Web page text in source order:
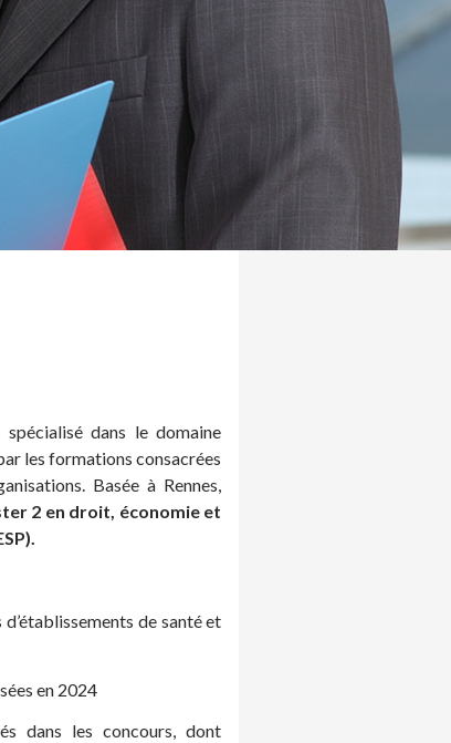
dans le domaine
les formations consacrées
Basée à Rennes,
2 en droit, économie et
de santé et
en 2024
dans les concours, dont